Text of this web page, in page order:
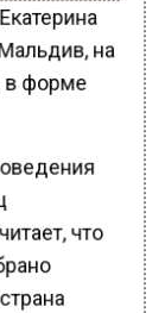
на
в форме
что